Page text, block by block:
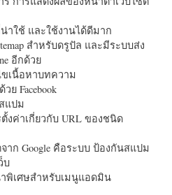
าใช้ และใช้งานได้ดีมาก
สำหรับดรูปัล และมีระบบส่ง
อีกด้วย
เนื้อหาบทความ
ย Facebook
แปม
งค่าเกี่ยวกับ URL ของชนิด
าก Google คือระบบ ป้องกันสแปม
บ
พิเศษสำหรับเมนูแอดมิน